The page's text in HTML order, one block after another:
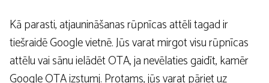
Kā parasti, atjaunināšanas rūpnīcas attēli tagad ir
tiešraidē Google vietnē. Jūs varat mirgot visu rūpnīcas
attēlu vai sānu ielādēt OTA, ja nevēlaties gaidīt, kamēr